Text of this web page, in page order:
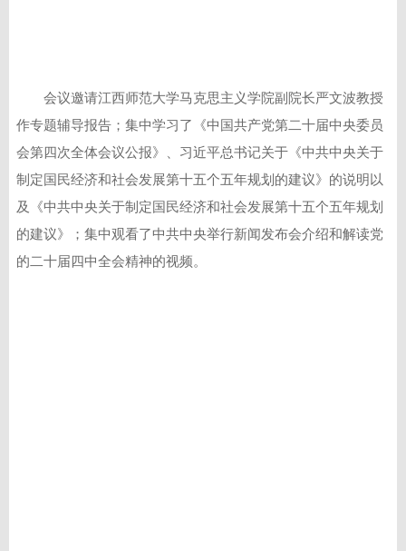
会议邀请江西师范大学马克思主义学院副院长严文波教授
作专题辅导报告；集中学习了《中国共产党第二十届中央委员
会第四次全体会议公报》、习近平总书记关于《中共中央关于
制定国民经济和社会发展第十五个五年规划的建议》的说明以
及《中共中央关于制定国民经济和社会发展第十五个五年规划
的建议》；集中观看了中共中央举行新闻发布会介绍和解读党
的二十届四中全会精神的视频。